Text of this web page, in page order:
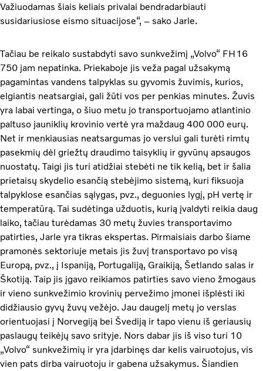
Važiuodamas šiais keliais privalai bendradarbiauti
susidariusiose eismo situacijose“, – sako Jarle.
Tačiau be reikalo sustabdyti savo sunkvežimį „Volvo“ FH16
750 jam nepatinka. Priekaboje jis veža pagal užsakymą
pagamintas vandens talpyklas su gyvomis žuvimis, kurios,
elgiantis neatsargiai, gali žūti vos per penkias minutes. Žuvis
yra labai vertinga, o šiuo metu jo transportuojamo atlantinio
paltuso jauniklių krovinio vertė yra maždaug 400 000 eurų.
Net ir menkiausias neatsargumas jo verslui gali turėti rimtų
pasekmių dėl griežtų draudimo taisyklių ir gyvūnų apsaugos
nuostatų. Taigi jis turi atidžiai stebėti ne tik kelią, bet ir šalia
prietaisų skydelio esančią stebėjimo sistemą, kuri fiksuoja
talpyklose esančias sąlygas, pvz., deguonies lygį, pH vertę ir
temperatūrą. Tai sudėtinga užduotis, kurią įvaldyti reikia daug
laiko, tačiau turėdamas 30 metų žuvies transportavimo
patirties, Jarle yra tikras ekspertas. Pirmaisiais darbo šiame
pramonės sektoriuje metais jis žuvį transportavo po visą
Europą, pvz., į Ispaniją, Portugaliją, Graikiją, Šetlando salas ir
Škotiją. Taip jis įgavo reikiamos patirties savo vieno žmogaus
ir vieno sunkvežimio krovinių pervežimo įmonei išplėsti iki
didžiausio gyvų žuvų vežėjo. Jau daugelį metų jo verslas
orientuojasi į Norvegiją bei Švediją ir tapo vienu iš geriausių
paslaugų teikėjų savo srityje. Nors dabar jis iš viso turi 10
„Volvo“ sunkvežimių ir yra įdarbinęs dar kelis vairuotojus, vis
vien pats dirba vairuotoju ir gabena užsakymus. Šiandien